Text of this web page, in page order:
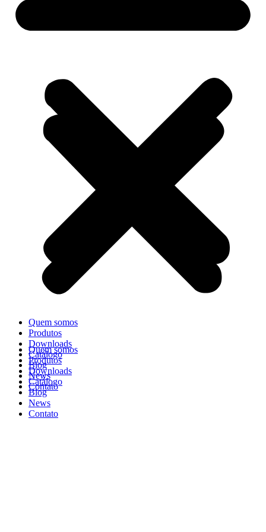
Quem somos
Produtos
Downloads
Catálogo
Blog
News
Contato
Quem somos
Produtos
Downloads
Catálogo
Blog
News
Contato